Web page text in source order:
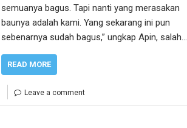
semuanya bagus. Tapi nanti yang merasakan
baunya adalah kami. Yang sekarang ini pun
sebenarnya sudah bagus,” ungkap Apin, salah…
READ MORE
Leave a comment